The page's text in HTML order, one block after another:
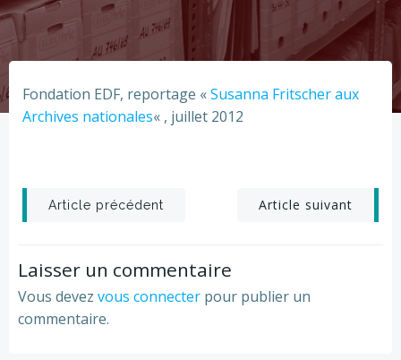
Fondation EDF, reportage «Susanna Fritscher aux
Archives nationales« , juillet 2012
Post
navigation
Article précédent
Post
navigation
Article suivant
Laisser un commentaire
Vous devez vous connecter pour publier un
commentaire.